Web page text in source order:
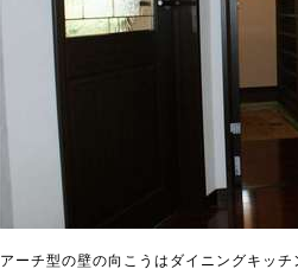
アーチ型の壁の向こうはダイニングキッ